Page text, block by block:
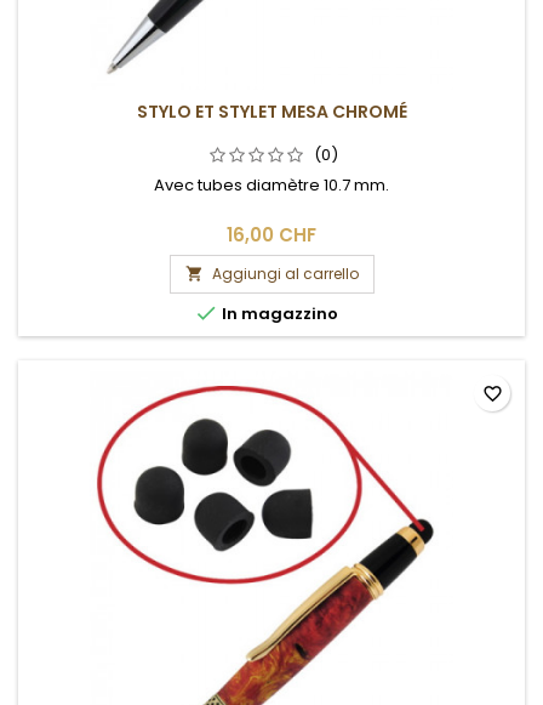
STYLO ET STYLET MESA CHROMÉ
(0)
Avec tubes diamètre 10.7 mm.
16,00 CHF
 Aggiungi al carrello
 In magazzino
favorite_border